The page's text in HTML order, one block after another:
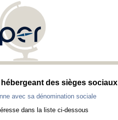
des sièges sociaux
avec sa dénomination sociale
dans la liste ci-dessous